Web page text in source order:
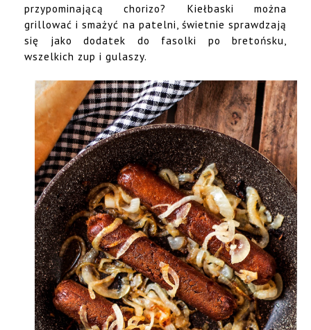
przypominającą chorizo? Kiełbaski można
grillować i smażyć na patelni, świetnie sprawdzają
się jako dodatek do fasolki po bretońsku,
wszelkich zup i gulaszy.